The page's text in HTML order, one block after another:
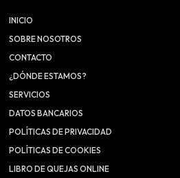
INICIO
SOBRE NOSOTROS
CONTACTO
¿DÓNDE ESTAMOS?
SERVICIOS
DATOS BANCARIOS
POLÍTICAS DE PRIVACIDAD
POLÍTICAS DE COOKIES
LIBRO DE QUEJAS ONLINE